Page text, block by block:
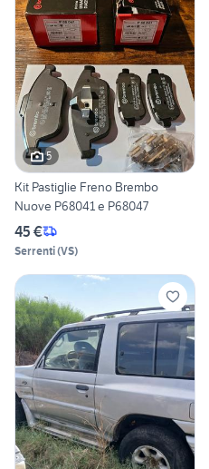
5
Kit Pastiglie Freno Brembo
Nuove P68041 e P68047
45 €
Serrenti(VS)